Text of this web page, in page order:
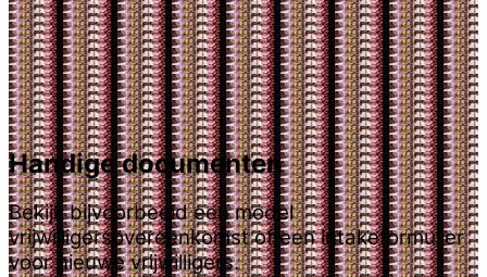
Handige documenten
Bekijk bijvoorbeeld een model
vrijwilligersovereenkomst of een intakeformulier
voor nieuwe vrijwilligers.